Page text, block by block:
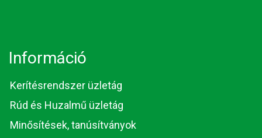
Információ
Kerítésrendszer üzletág
Rúd és Huzalmű üzletág
Minősítések, tanúsítványok